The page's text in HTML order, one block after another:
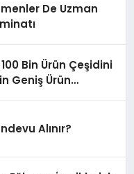
De Uzman
Bin Ürün Çeşidini
Geniş Ürün
Alınır?